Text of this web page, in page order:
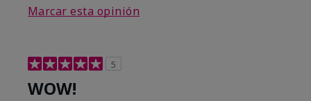
Marcar esta opinión
5
WOW!